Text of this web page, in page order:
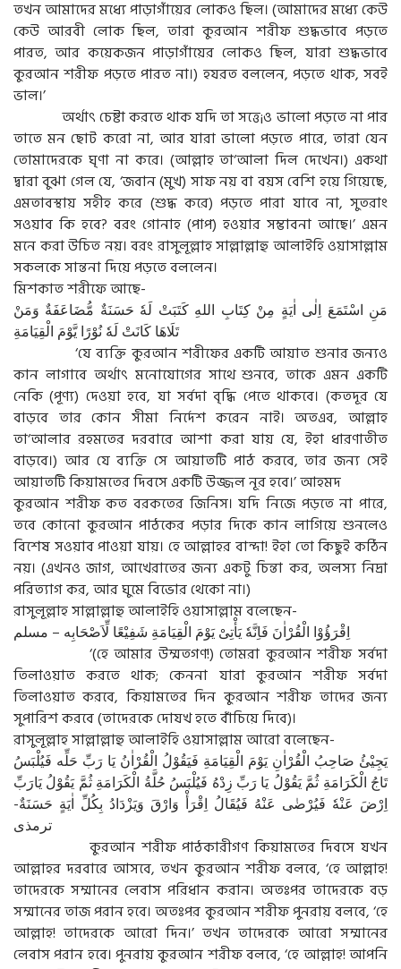
তখন আমাদের মধ্যে পাড়াগাঁয়ের লোকও ছিল। (আমাদের মধ্যে কেউ
কেউ আরবী লোক ছিল, তারা কুরআন শরীফ শুদ্ধভাবে পড়তে
পারত, আর কয়েকজন পাড়াগাঁয়ের লোকও ছিল, যারা শুদ্ধভাবে
কুরআন শরীফ পড়তে পারত না।) হযরত বললেন, পড়তে থাক, সবই
ভাল।’
অর্থাৎ চেষ্টা করতে থাক যদি তা সত্তে¡ও ভালো পড়তে না পার
তাতে মন ছোট করো না, আর যারা ভালো পড়তে পারে, তারা যেন
তোমাদেরকে ঘৃণা না করে। (আল্লাহ তা‘আলা দিল দেখেন।) একথা
দ্বারা বুঝা গেল যে, ‘জবান (মুখ) সাফ নয় বা বয়স বেশি হয়ে গিয়েছে,
এমতাবস্থায় সহীহ করে (শুদ্ধ করে) পড়তে পারা যাবে না, সুতরাং
সওয়াব কি হবে? বরং গোনাহ (পাপ) হওয়ার সম্ভাবনা আছে।’ এমন
মনে করা উচিত নয়। বরং রাসুলূল্লাহ সাল্লাল্লাহু আলাইহি ওয়াসাল্লাম
সকলকে সান্তনা দিয়ে পড়তে বললেন।
মিশকাত শরীফে আছে-
مَنِ اسْتَمَعَ اِلٰى اٰيَةٍ مِنْ كِتَابِ اللهِ كَتَبَتْ لَهٗ حَسَنَةٌ مُّضَاعَفَةٌ وَمَنْ
تَلَاهَا كَانَتْ لَهٗ نُوْرًا يَّوْمَ الْقِيَامَةِ
‘যে ব্যক্তি কুরআন শরীফের একটি আয়াত শুনার জন্যও
কান লাগাবে অর্থাৎ মনোযোগের সাথে শুনবে, তাকে এমন একটি
নেকি (পূণ্য) দেওয়া হবে, যা সর্বদা বৃদ্ধি পেতে থাকবে। (কতদূর যে
বাড়বে তার কোন সীমা নির্দেশ করেন নাই। অতএব, আল্লাহ
তা‘আলার রহমতের দরবারে আশা করা যায় যে, ইহা ধারণাতীত
বাড়বে।) আর যে ব্যক্তি সে আয়াতটি পাঠ করবে, তার জন্য সেই
আয়াতটি কিয়ামতের দিবসে একটি উজ্জল নূর হবে।’ আহমদ
কুরআন শরীফ কত বরকতের জিনিস। যদি নিজে পড়তে না পারে,
তবে কোনো কুরআন পাঠকের পড়ার দিকে কান লাগিয়ে শুনলেও
বিশেষ সওয়াব পাওয়া যায়। হে আল্লাহর বান্দা! ইহা তো কিছুই কঠিন
নয়। (এখনও জাগ, আখেরাতের জন্য একটু চিন্তা কর, অলস্য নিদ্রা
পরিত্যাগ কর, আর ঘুমে বিভোর থেকো না।)
রাসুলূল্লাহ সাল্লাল্লাহু আলাইহি ওয়াসাল্লাম বলেছেন-
اِقْرَؤُوْا الْقُرْاٰنَ فَاِنَّهٗ يَأْتِىْ يَوْمَ الْقِيَامَةِ شَفِيْعًا لِّاَصْحَابِه – مسلم
‘(হে আমার উম্মতগণ!) তোমরা কুরআন শরীফ সর্বদা
তিলাওয়াত করতে থাক; কেননা যারা কুরআন শরীফ সর্বদা
তিলাওয়াত করবে, কিয়ামতের দিন কুরআন শরীফ তাদের জন্য
সুপারিশ করবে (তাদেরকে দোযখ হতে বাঁচিয়ে দিবে)।
রাসুলূল্লাহ সাল্লাল্লাহু আলাইহি ওয়াসাল্লাম আরো বলেছেন-
يَجِيْئُ صَاحِبُ الْقُرْاٰنِ يَوْمَ الْقِيَامَةِ فَيَقُوْلُ الْقُرْاٰنُ يَا رَبِّ حَلِّه فَيُلْبَسُ
تَاجُ الْكَرَامَةِ ثُمَّ يَقُوْلُ يَا رَبِّ زِدْهُ فَيُلْبَسُ حُلَّةُ الْكَرَامَةِ ثُمَّ يَقُوْلُ يَارَبِّ
اِرْضَ عَنْهٗ فَيُرْضٰى عَنْهُ فَيُقَالُ اِقْرَأْ وَارْقَ وَيَزْدَادُ بِكُلِّ اٰيَةٍ حَسَنَةٌ-
ترمذى
কুরআন শরীফ পাঠকারীগণ কিয়ামতের দিবসে যখন
আল্লাহর দরবারে আসবে, তখন কুরআন শরীফ বলবে, ‘হে আল্লাহ!
তাদেরকে সম্মানের লেবাস পরিধান করান। অতঃপর তাদেরকে বড়
সম্মানের তাজ পরান হবে। অতঃপর কুরআন শরীফ পুনরায় বলবে, ‘হে
আল্লাহ! তাদেরকে আরো দিন।’ তখন তাদেরকে আরো সম্মানের
লেবাস পরান হবে। পুনরায় কুরআন শরীফ বলবে, ‘হে আল্লাহ! আপনি